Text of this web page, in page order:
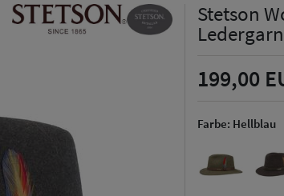
Stetson
199,00
Farbe: Hellblau